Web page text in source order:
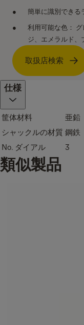
簡単に識別できる
利用可能な色：
ジ、エメラルド、
取扱店検索
仕様
筐体材料
亜鉛
シャックルの材質 鋼鉄
No. ダイアル
3
類似製品